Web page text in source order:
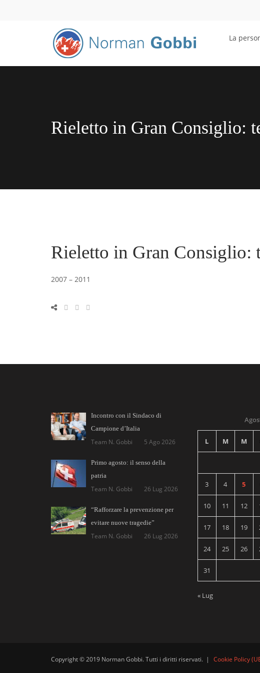
La
Rieletto in Gran Consiglio:
Rieletto in Gran Consiglio:
2007 – 2011
Incontro con il Sindaco di
Campione d’Italia
Team N. Gobbi 5 Ago 2026
Primo agosto: il senso della
patria
Team N. Gobbi 26 Lug 2026
“Rafforzare la prevenzione per
evitare nuove tragedie”
Team N. Gobbi 26 Lug 2026
L M M
3 4 5
10 11 12
17 18 19
24 25 26
31
« Lug
Copyright © 2019 Norman Gobbi. Tutti i diritti riservati. | Cookie Policy